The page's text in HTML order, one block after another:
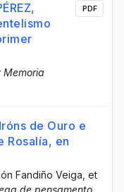
Memoria
PDF
de Ouro e
Rosalía, en
Fandiño Veiga , et